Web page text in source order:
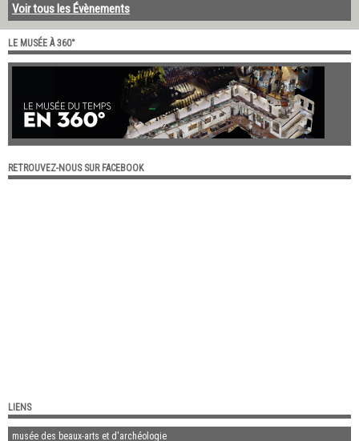
Voir tous les Évènements
LE MUSÉE À 360°
RETROUVEZ-NOUS SUR FACEBOOK
LIENS
musée des beaux-arts et d'archéologie